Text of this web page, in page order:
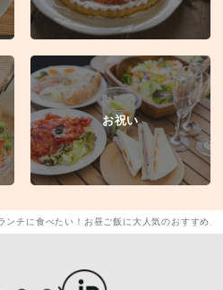
お祝い
ンチに食べたい！お昼ご飯に大人気のおすすめメ